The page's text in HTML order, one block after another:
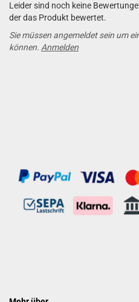
Leider sind noch keine
der das Produkt bewertet.
Sie müssen angemeldet sein um
können. Anmelden